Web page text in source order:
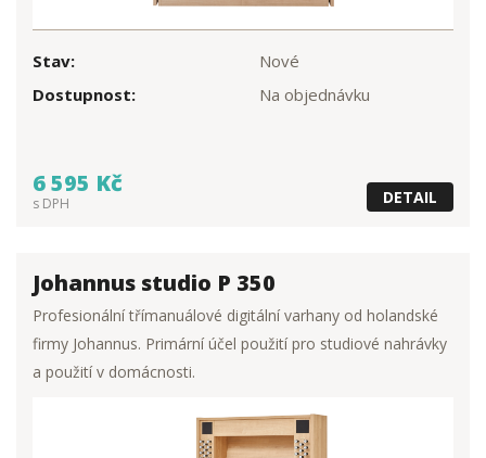
Stav:
Nové
Dostupnost:
Na objednávku
6 595 Kč
s DPH DETAIL
Johannus studio P 350
Profesionální třímanuálové digitální varhany od holandské
firmy Johannus. Primární účel použití pro studiové nahrávky
a použití v domácnosti.